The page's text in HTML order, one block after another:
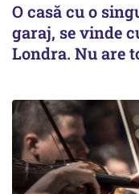
O casă cu o
garaj, se vinde
Londra. Nu are